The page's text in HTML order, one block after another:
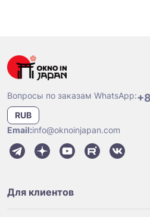
Вопросы по заказам WhatsApp:
RUB
Email:info@oknoinjapan.com
Для клиентов